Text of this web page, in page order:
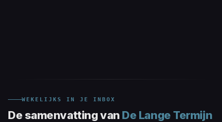
WEKELIJKS IN JE INBOX
De samenvatting van De Lange Termijn